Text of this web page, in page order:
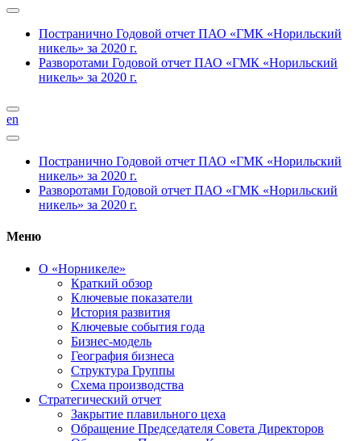
Постранично Годовой отчет ПАО «ГМК «Норильский
никель» за 2020 г.
Разворотами Годовой отчет ПАО «ГМК «Норильский
никель» за 2020 г.
en
Постранично Годовой отчет ПАО «ГМК «Норильский
никель» за 2020 г.
Разворотами Годовой отчет ПАО «ГМК «Норильский
никель» за 2020 г.
Меню
О «Норникеле»
Краткий обзор
Ключевые показатели
История развития
Ключевые события года
Бизнес-модель
География бизнеса
Структура Группы
Схема производства
Стратегический отчет
Закрытие плавильного цеха
Обращение Председателя Совета Директоров